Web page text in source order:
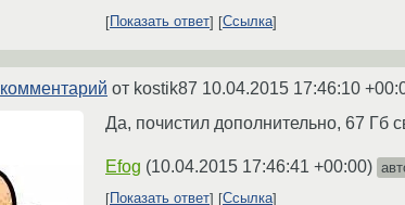
Показать ответ Ссылка
комментарий от kostik87 10.04.2015 17:46:10
Да, почистил дополнительно, 67 Гб
Efog (10.04.2015 17:46:41 +00:00)
Показать ответ
Ссылка